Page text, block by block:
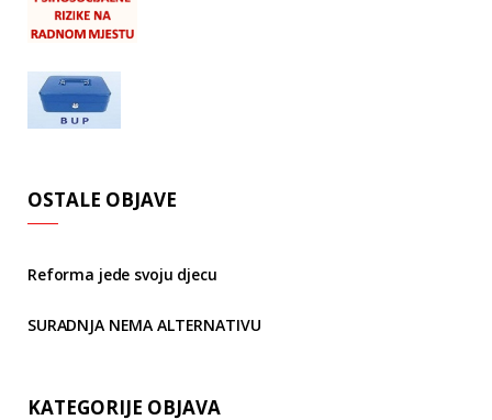
OSTALE OBJAVE
Reforma jede svoju djecu
SURADNJA NEMA ALTERNATIVU
KATEGORIJE OBJAVA